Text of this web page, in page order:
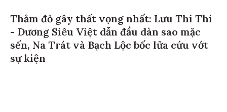
Thảm đỏ gây thất vọng nhất: Lưu Thi Thi
- Dương Siêu Việt dẫn đầu dàn sao mặc
sến, Na Trát và Bạch Lộc bốc lửa cứu vớt
sự kiện